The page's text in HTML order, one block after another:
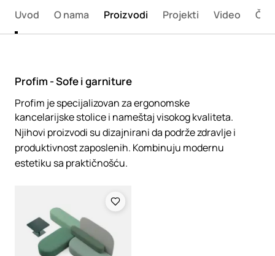
Uvod O nama Proizvodi Projekti Video
Profim - Sofe i garniture
Profim je specijalizovan za ergonomske
kancelarijske stolice i nameštaj visokog kvaliteta.
Njihovi proizvodi su dizajnirani da podrže zdravlje i
produktivnost zaposlenih. Kombinuju modernu
estetiku sa praktičnošću.